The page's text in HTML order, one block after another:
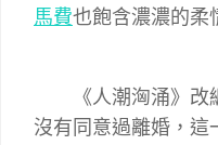
馬費也飽含濃濃的柔
《人潮洶涌》改
沒有同意過離婚，這